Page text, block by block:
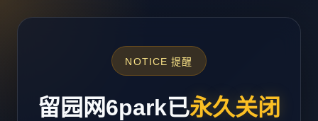
NOTICE 提醒
留园网6park已永久关闭